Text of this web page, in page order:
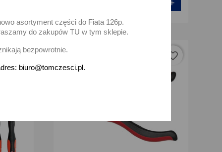
+
favorite_border favorite_border
asortyment części do Fiata 126p.
do zakupów TU w tym sklepie.
bezpowrotnie.
biuro@tomczesci.pl.